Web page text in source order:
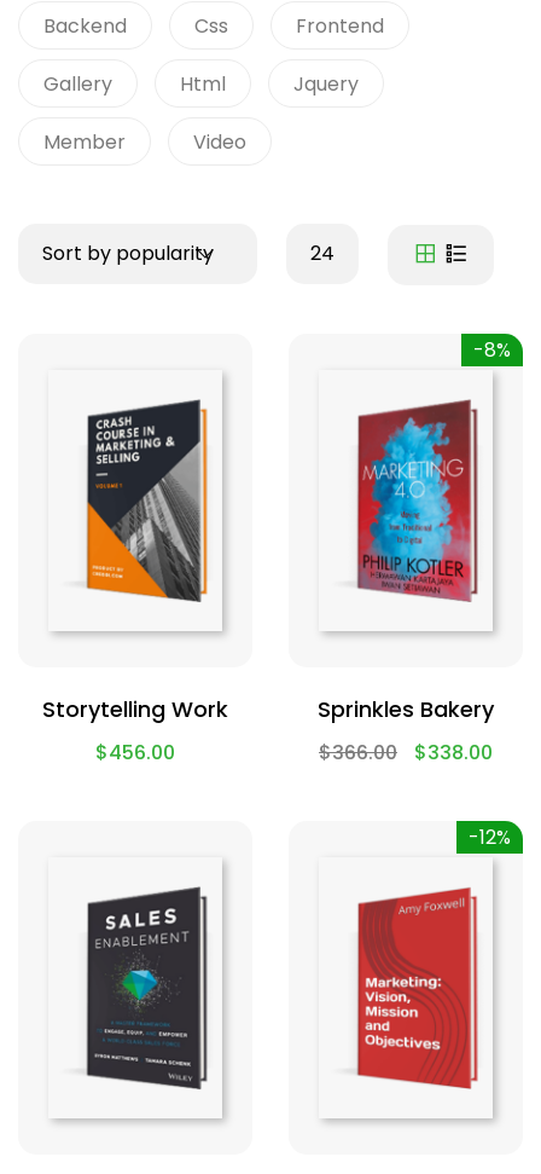
Backend Css Frontend
Gallery Html Jquery
Member Video
Sort by popularity 24
Storytelling Work
$456.00
-8%
Sprinkles Bakery
$366.00 $338.00
-12%